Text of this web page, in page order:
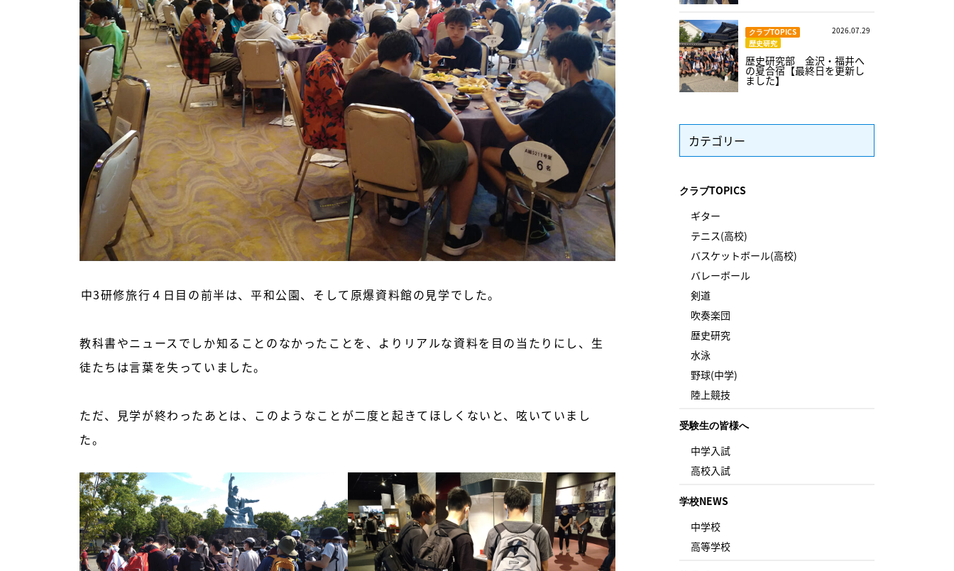
中3研修旅行４日目の前半は、平和公園、そして原爆資料館の見学でした。
教科書やニュースでしか知ることのなかったことを、よりリアルな資料を目の当たりにし、生
徒たちは言葉を失っていました。
ただ、見学が終わったあとは、このようなことが二度と起きてほしくないと、呟いていまし
た。
クラブTOPICS
歴史研究
2026.07.29
歴史研究部 金沢・福井へ
の夏合宿【最終日を更新し
ました】
カテゴリー
クラブTOPICS
ギター
テニス(高校)
バスケットボール(高校)
バレーボール
剣道
吹奏楽団
歴史研究
水泳
野球(中学)
陸上競技
受験生の皆様へ
中学入試
高校入試
学校NEWS
中学校
高等学校